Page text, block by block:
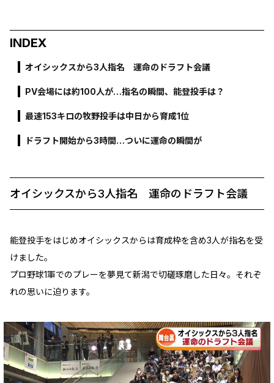
INDEX
オイシックスから3人指名 運命のドラフト会議
PV会場には約100人が…指名の瞬間、能登投手は？
最速153キロの牧野投手は中日から育成1位
ドラフト開始から3時間…ついに運命の瞬間が
オイシックスから3人指名 運命のドラフト会議
能登投手をはじめオイシックスからは育成枠を含め3人が指名を受
けました。
プロ野球1軍でのプレーを夢見て新潟で切磋琢磨した日々。それぞ
れの思いに迫ります。